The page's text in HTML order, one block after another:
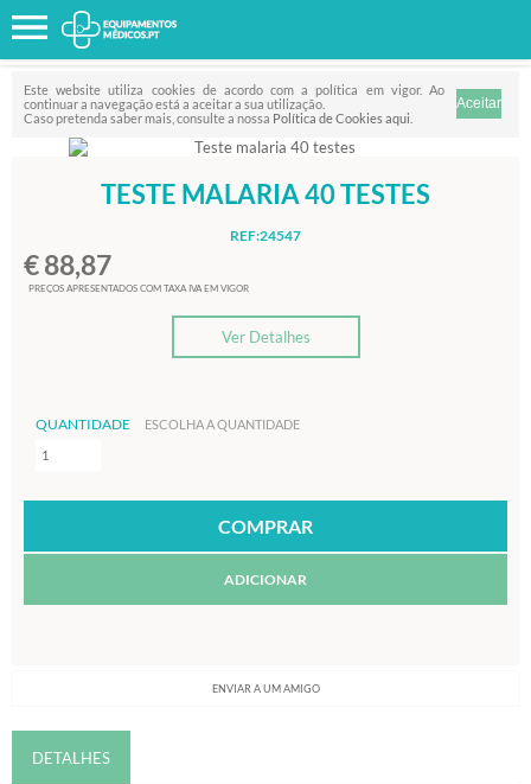
Este website utiliza cookies de acordo com a política em vigor. Ao
continuar a navegação está a aceitar a sua utilização.
Caso pretenda saber mais, consulte a nossa Política de Cookies aqui
TESTE MALARIA 40 TESTES
REF:24547
€ 88,87
PREÇOS APRESENTADOS COM TAXA IVA EM VIGOR
Ver Detalhes
QUANTIDADE ESCOLHA A QUANTIDADE
ADICIONAR
ENVIAR A UM AMIGO
DETALHES